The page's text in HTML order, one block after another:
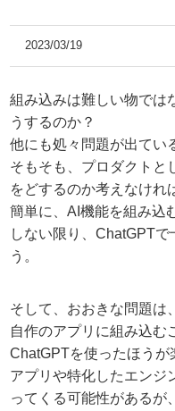
2023/03/19
組み込みは難しい物では
うするのか？
他にも処々問題が出てい
そもそも、プロダクトと
をどするのか考えなけれ
簡単に、AI機能を組み込
しない限り、ChatGPT
う。
そして、おおきな問題は
自作のアプリに組み込む
ChatGPTを使ったほうが
アプリや特化したエンジ
ってくる可能性があるが